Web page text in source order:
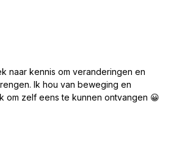
naar kennis om veranderingen en
Ik hou van beweging en
om zelf eens te kunnen ontvangen 😀